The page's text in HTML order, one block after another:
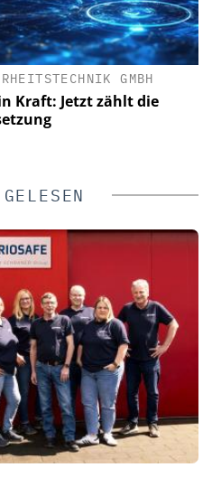
GMBH
Kraft: Jetzt zählt die